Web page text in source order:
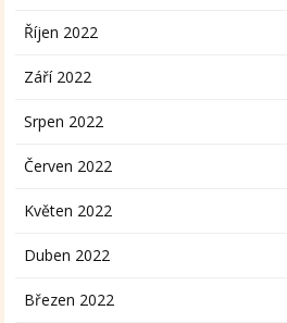
Říjen 2022
Září 2022
Srpen 2022
Červen 2022
Květen 2022
Duben 2022
Březen 2022